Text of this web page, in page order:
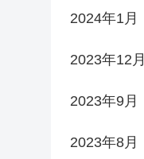
2024年1月
2023年12月
2023年9月
2023年8月